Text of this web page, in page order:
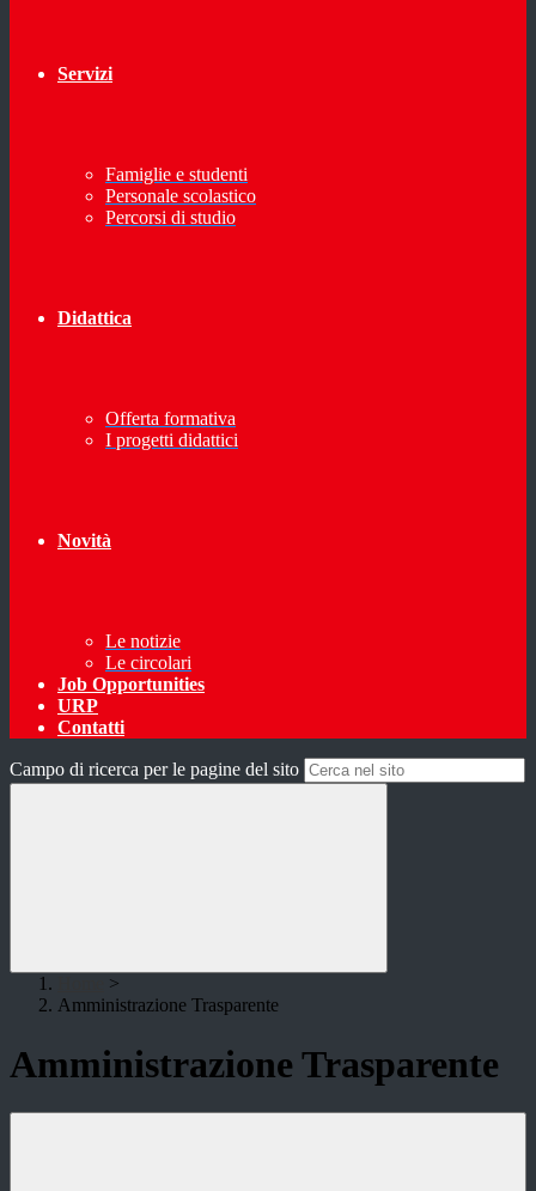
Servizi
Famiglie e studenti
Personale scolastico
Percorsi di studio
Didattica
Offerta formativa
I progetti didattici
Novità
Le notizie
Le circolari
Job Opportunities
URP
Contatti
Campo di ricerca per le pagine del sito
>
Amministrazione Trasparente
Amministrazione Trasparente